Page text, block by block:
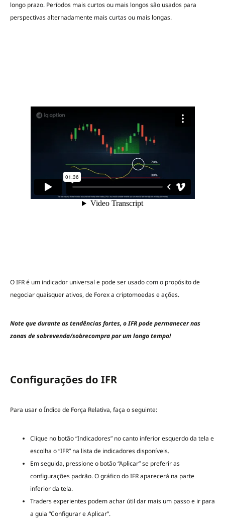
longo prazo. Períodos mais curtos ou mais longos são usados para
perspectivas alternadamente mais curtas ou mais longas.
O IFR é um indicador universal e pode ser usado com o propósito de
negociar quaisquer ativos, de Forex a criptomoedas e ações.
Note que durante as tendências fortes, o IFR pode permanecer nas
zonas de sobrevenda/sobrecompra por um longo tempo!
Configurações do IFR
Para usar o Índice de Força Relativa, faça o seguinte:
Clique no botão “Indicadores” no canto inferior esquerdo da tela e
escolha o “IFR” na lista de indicadores disponíveis.
Em seguida, pressione o botão “Aplicar” se preferir as
configurações padrão. O gráfico do IFR aparecerá na parte
inferior da tela.
Traders experientes podem achar útil dar mais um passo e ir para
a guia “Configurar e Aplicar”.